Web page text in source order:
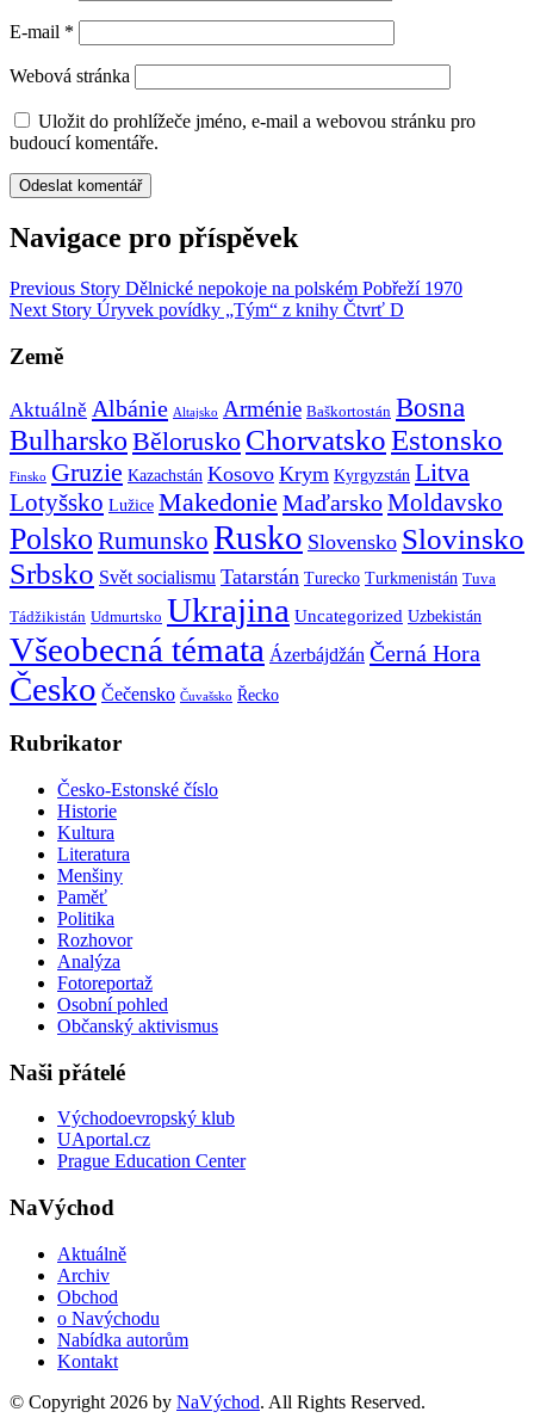
E-mail *
Webová stránka
Uložit do prohlížeče jméno, e-mail a webovou stránku pro
budoucí komentáře.
Navigace pro příspěvek
Previous Story Dělnické nepokoje na polském Pobřeží 1970
Next Story Úryvek povídky „Tým“ z knihy Čtvrť D
Země
Aktuálně Albánie Altajsko Arménie Baškortostán Bosna
Bulharsko Bělorusko ChorvatskoEstonsko
Finsko Gruzie Kazachstán Kosovo Krym Kyrgyzstán Litva
Lotyšsko Lužice Makedonie MaďarskoMoldavsko
Polsko Rumunsko Rusko Slovensko Slovinsko
Srbsko Svět socialismu Tatarstán Turecko Turkmenistán Tuva
Tádžikistán Udmurtsko Ukrajina Uncategorized Uzbekistán
Všeobecná témata Ázerbájdžán Černá Hora
Česko Čečensko Čuvašsko Řecko
Rubrikator
Česko-Estonské číslo
Historie
Kultura
Literatura
Menšiny
Paměť
Politika
Rozhovor
Analýza
Fotoreportaž
Osobní pohled
Občanský aktivismus
Naši přátelé
Východoevropský klub
UAportal.cz
Prague Education Center
NaVýchod
Aktuálně
Archiv
Obchod
o Navýchodu
Nabídka autorům
Kontakt
© Copyright 2026 by NaVýchod. All Rights Reserved.